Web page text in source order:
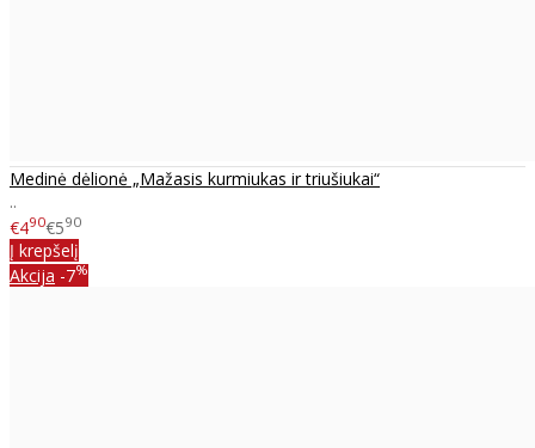
Medinė dėlionė „Mažasis kurmiukas ir triušiukai“
..
€490€590
Į krepšelį
Akcija -7%